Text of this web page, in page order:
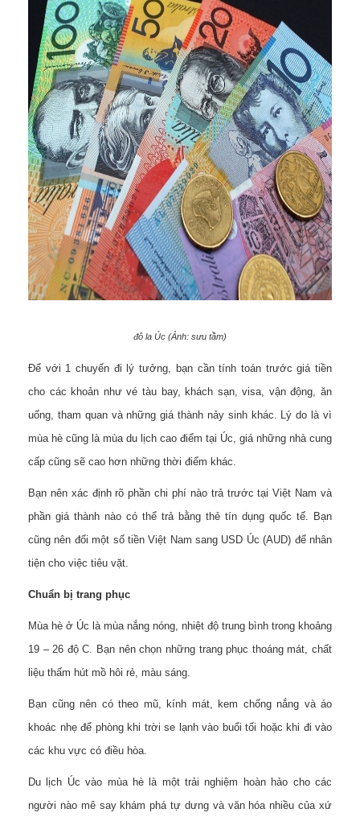
đô la Úc (Ảnh: sưu tầm)
Để với 1 chuyến đi lý tưởng, bạn cần tính toán trước giá tiền
cho các khoản như vé tàu bay, khách sạn, visa, vận động, ăn
uống, tham quan và những giá thành nảy sinh khác. Lý do là vì
mùa hè cũng là mùa du lịch cao điểm tại Úc, giá những nhà cung
cấp cũng sẽ cao hơn những thời điểm khác.
Bạn nên xác định rõ phần chi phí nào trả trước tại Việt Nam và
phần giá thành nào có thể trả bằng thẻ tín dụng quốc tế. Bạn
cũng nên đổi một số tiền Việt Nam sang USD Úc (AUD) để nhân
tiện cho việc tiêu vặt.
Chuẩn bị trang phục
Mùa hè ở Úc là mùa nắng nóng, nhiệt độ trung bình trong khoảng
19 – 26 độ C. Bạn nên chọn những trang phục thoáng mát, chất
liệu thấm hút mồ hôi rẻ, màu sáng.
Bạn cũng nên có theo mũ, kính mát, kem chống nắng và áo
khoác nhẹ để phòng khi trời se lạnh vào buổi tối hoặc khi đi vào
các khu vực có điều hòa.
Du lịch Úc vào mùa hè là một trải nghiệm hoàn hảo cho các
người nào mê say khám phá tự dưng và văn hóa nhiều của xứ